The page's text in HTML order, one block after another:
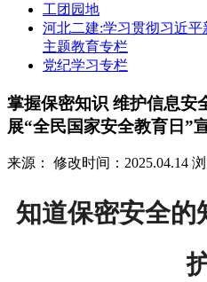
工团园地
河北二建:学习贯彻习近
主题教育专栏
党纪学习专栏
掌握保密知识 维护信息安
展“全民国家安全教育日”
来源： 修改时间：2025.04.14
知道保密安全的